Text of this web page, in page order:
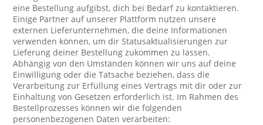
eine Bestellung aufgibst, dich bei Bedarf zu kontaktieren.
Einige Partner auf unserer Plattform nutzen unsere
externen Lieferunternehmen, die deine Informationen
verwenden können, um dir Statusaktualisierungen zur
Lieferung deiner Bestellung zukommen zu lassen.
Abhängig von den Umständen können wir uns auf deine
Einwilligung oder die Tatsache beziehen, dass die
Verarbeitung zur Erfüllung eines Vertrags mit dir oder zur
Einhaltung von Gesetzen erforderlich ist. Im Rahmen des
Bestellprozesses können wir die folgenden
personenbezogenen Daten verarbeiten: